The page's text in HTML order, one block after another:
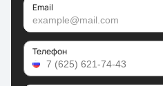
Email
Телефон